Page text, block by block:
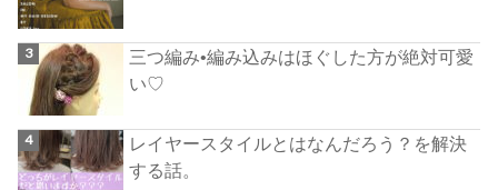
三つ編み•編み込みはほぐした方が絶対可愛
い♡
レイヤースタイルとはなんだろう？を解決
する話。